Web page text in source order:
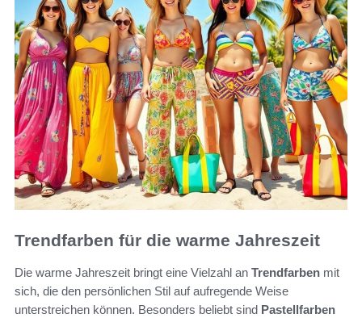
Trendfarben für die warme Jahreszeit
Die warme Jahreszeit bringt eine Vielzahl an Trendfarben mit
sich, die den persönlichen Stil auf aufregende Weise
unterstreichen können. Besonders beliebt sind Pastellfarben